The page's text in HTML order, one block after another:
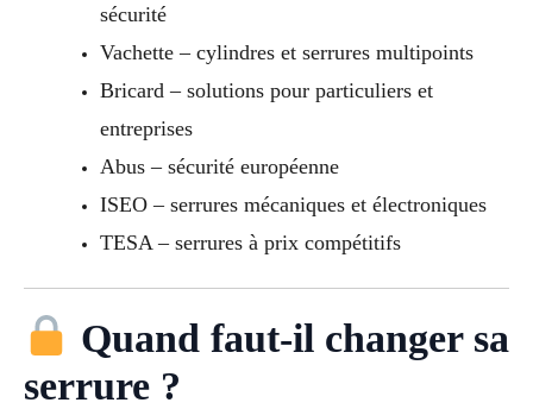
sécurité
Vachette – cylindres et serrures multipoints
Bricard – solutions pour particuliers et
entreprises
Abus – sécurité européenne
ISEO – serrures mécaniques et électroniques
TESA – serrures à prix compétitifs
Quand faut-il changer sa
serrure ?